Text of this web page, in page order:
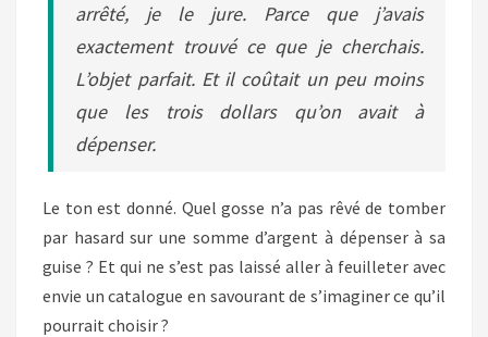
arrêté, je le jure. Parce que j’avais
exactement trouvé ce que je cherchais.
L’objet parfait. Et il coûtait un peu moins
que les trois dollars qu’on avait à
dépenser.
Le ton est donné. Quel gosse n’a pas rêvé de tomber
par hasard sur une somme d’argent à dépenser à sa
guise ? Et qui ne s’est pas laissé aller à feuilleter avec
envie un catalogue en savourant de s’imaginer ce qu’il
pourrait choisir ?